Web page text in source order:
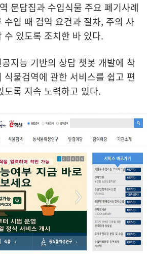
문답집과 수입식물 주요 폐기사례
수입 때 검역 요건과 절차, 주의 사
수 있도록 조치한 바 있다.
지능 기반의 상담 챗봇 개발에 착
식물검역에 관한 서비스를 쉽고 편
도록 지속 노력하고 있다.